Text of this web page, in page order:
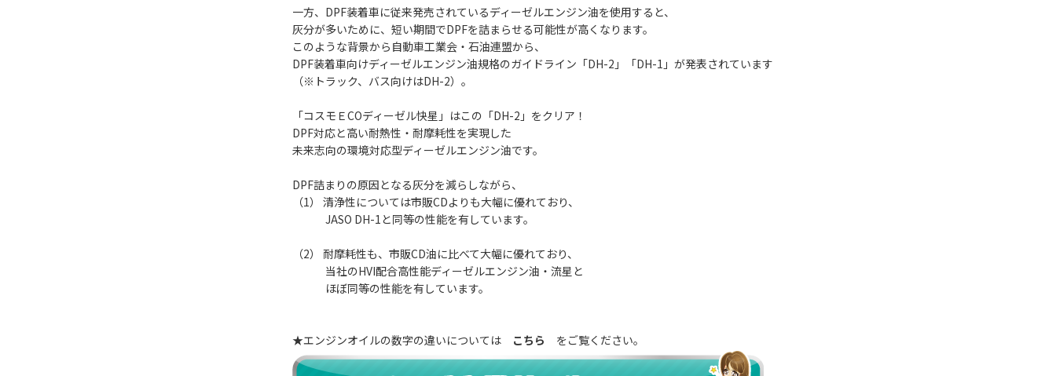
一方、DPF装着車に従来発売されているディーゼルエンジン油を使用すると、
灰分が多いために、短い期間でDPFを詰まらせる可能性が高くなります。
このような背景から自動車工業会・石油連盟から、
DPF装着車向けディーゼルエンジン油規格のガイドライン「DH-2」「DH-1」が発表されています
（※トラック、バス向けはDH-2）。
「コスモＥCOディーゼル快星」はこの「DH-2」をクリア！
DPF対応と高い耐熱性・耐摩耗性を実現した
未来志向の環境対応型ディーゼルエンジン油です。
DPF詰まりの原因となる灰分を減らしながら、
（1） 清浄性については市販CDよりも大幅に優れており、
JASO DH-1と同等の性能を有しています。
（2） 耐摩耗性も、市販CD油に比べて大幅に優れており、
当社のHVI配合高性能ディーゼルエンジン油・流星と
ほぼ同等の性能を有しています。
★エンジンオイルの数字の違いについては こちら をご覧ください。